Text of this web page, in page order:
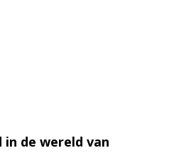
de wereld van